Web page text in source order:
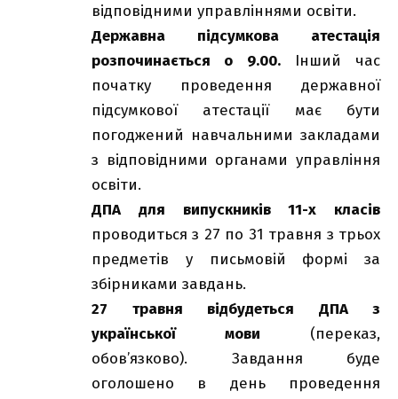
відповідними управліннями освіти.
Державна підсумкова атестація
розпочинається о 9.00.Інший час
початку проведення державної
підсумкової атестації має бути
погоджений навчальними закладами
з відповідними органами управління
освіти.
ДПА для випускників 11-х класів
проводиться з 27 по 31 травня з трьох
предметів у письмовій формі за
збірниками завдань.
27 травня відбудеться ДПА з
української мови (переказ,
обов’язково). Завдання буде
оголошено в день проведення